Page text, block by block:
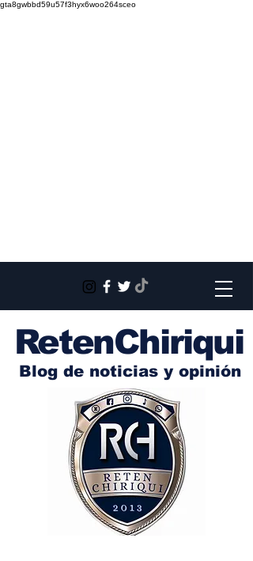
gta8gwbbd59u57f3hyx6woo264sceo
RetenChiriqui
Blog de noticias y opinión